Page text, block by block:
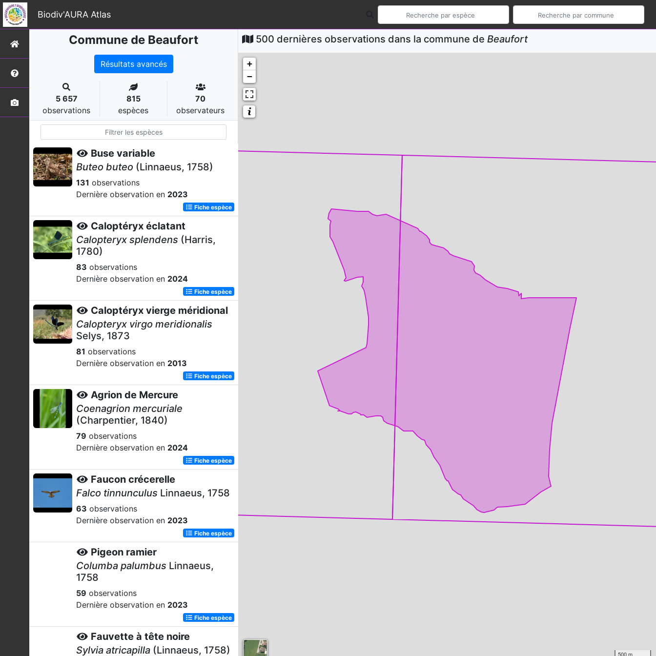
Biodiv'AURA Atlas
Commune de Beaufort
Résultats avancés
5 657
observations
815
espèces
70
observateurs
Buse variable
Buteo buteo (Linnaeus, 1758)
131 observations
Dernière observation en 2023
Fiche espèce
Caloptéryx éclatant
Calopteryx splendens (Harris,
1780)
83 observations
Dernière observation en 2024
Fiche espèce
Caloptéryx vierge méridional
Calopteryx virgo meridionalis
Selys, 1873
81 observations
Dernière observation en 2013
Fiche espèce
Agrion de Mercure
Coenagrion mercuriale
(Charpentier, 1840)
79 observations
Dernière observation en 2024
Fiche espèce
Faucon crécerelle
Falco tinnunculus Linnaeus, 1758
63 observations
Dernière observation en 2023
Fiche espèce
Pigeon ramier
Columba palumbus Linnaeus,
1758
59 observations
Dernière observation en 2023
Fiche espèce
Fauvette à tête noire
Sylvia atricapilla (Linnaeus, 1758)
500 dernières observations dans la commune de Beaufort
+
−
500 m